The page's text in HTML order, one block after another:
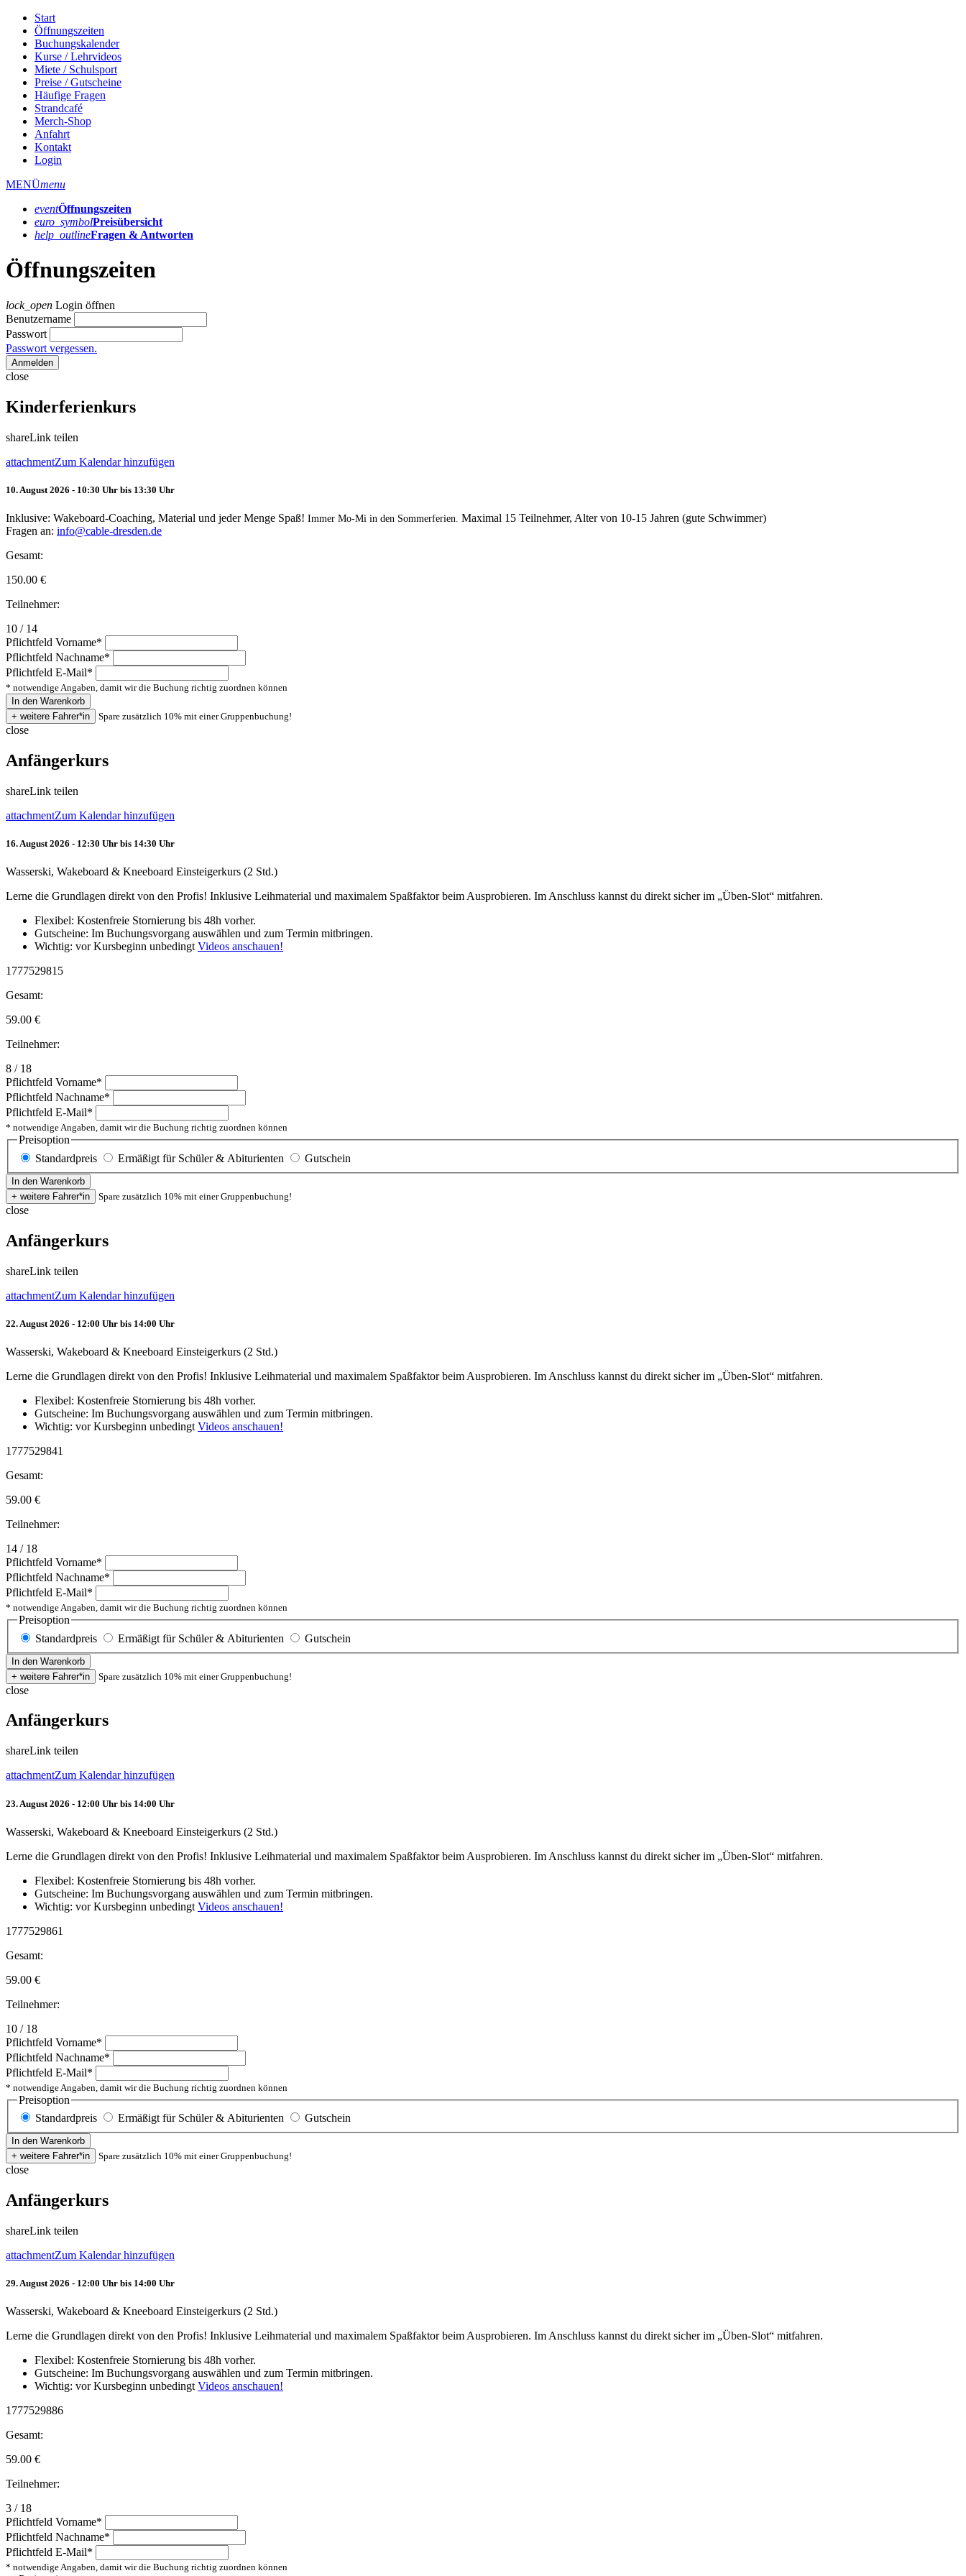
Start
Öffnungszeiten
Buchungskalender
Kurse / Lehrvideos
Miete / Schulsport
Preise / Gutscheine
Häufige Fragen
Strandcafé
Merch-Shop
Anfahrt
Kontakt
Login
MENÜmenu
eventÖffnungs­zeiten
euro_symbolPreis­übersicht
help_outlineFragen & Antworten
Öffnungszeiten
lock_open Login öffnen
Benutzername
Passwort
Passwort vergessen.
Anmelden
close
Kinderferienkurs
shareLink teilen
attachmentZum Kalendar hinzufügen
10. August 2026 - 10:30 Uhr bis 13:30 Uhr
Inklusive: Wakeboard-Coaching, Material und jeder Menge Spaß! Immer Mo-Mi in den Sommerferien. Maximal 15 Teilnehmer, Alter von 10-15 Jahren (gute Schwimmer)
Fragen an: info@cable-dresden.de
Gesamt:
150.00 €
Teilnehmer:
10 / 14
Pflichtfeld Vorname*
Pflichtfeld Nachname*
Pflichtfeld E-Mail*
* notwendige Angaben, damit wir die Buchung richtig zuordnen können
Spare zusätzlich 10% mit einer Gruppenbuchung!
close
Anfängerkurs
shareLink teilen
attachmentZum Kalendar hinzufügen
16. August 2026 - 12:30 Uhr bis 14:30 Uhr
Wasserski, Wakeboard & Kneeboard Einsteigerkurs (2 Std.)
Lerne die Grundlagen direkt von den Profis! Inklusive Leihmaterial und maximalem Spaßfaktor beim Ausprobieren. Im Anschluss kannst du direkt sicher im „Üben-Slot“ mitfahren.
Flexibel: Kostenfreie Stornierung bis 48h vorher.
Gutscheine: Im Buchungsvorgang auswählen und zum Termin mitbringen.
Wichtig: vor Kursbeginn unbedingt Videos anschauen!
1777529815
Gesamt:
59.00 €
Teilnehmer:
8 / 18
Pflichtfeld Vorname*
Pflichtfeld Nachname*
Pflichtfeld E-Mail*
* notwendige Angaben, damit wir die Buchung richtig zuordnen können
Preisoption
Standardpreis
Ermäßigt für Schüler & Abiturienten Gutschein
Spare zusätzlich 10% mit einer Gruppenbuchung!
close
Anfängerkurs
shareLink teilen
attachmentZum Kalendar hinzufügen
22. August 2026 - 12:00 Uhr bis 14:00 Uhr
Wasserski, Wakeboard & Kneeboard Einsteigerkurs (2 Std.)
Lerne die Grundlagen direkt von den Profis! Inklusive Leihmaterial und maximalem Spaßfaktor beim Ausprobieren. Im Anschluss kannst du direkt sicher im „Üben-Slot“ mitfahren.
Flexibel: Kostenfreie Stornierung bis 48h vorher.
Gutscheine: Im Buchungsvorgang auswählen und zum Termin mitbringen.
Wichtig: vor Kursbeginn unbedingt Videos anschauen!
1777529841
Gesamt:
59.00 €
Teilnehmer:
14 / 18
Pflichtfeld Vorname*
Pflichtfeld Nachname*
Pflichtfeld E-Mail*
* notwendige Angaben, damit wir die Buchung richtig zuordnen können
Preisoption
Standardpreis
Ermäßigt für Schüler & Abiturienten Gutschein
Spare zusätzlich 10% mit einer Gruppenbuchung!
close
Anfängerkurs
shareLink teilen
attachmentZum Kalendar hinzufügen
23. August 2026 - 12:00 Uhr bis 14:00 Uhr
Wasserski, Wakeboard & Kneeboard Einsteigerkurs (2 Std.)
Lerne die Grundlagen direkt von den Profis! Inklusive Leihmaterial und maximalem Spaßfaktor beim Ausprobieren. Im Anschluss kannst du direkt sicher im „Üben-Slot“ mitfahren.
Flexibel: Kostenfreie Stornierung bis 48h vorher.
Gutscheine: Im Buchungsvorgang auswählen und zum Termin mitbringen.
Wichtig: vor Kursbeginn unbedingt Videos anschauen!
1777529861
Gesamt:
59.00 €
Teilnehmer:
10 / 18
Pflichtfeld Vorname*
Pflichtfeld Nachname*
Pflichtfeld E-Mail*
* notwendige Angaben, damit wir die Buchung richtig zuordnen können
Preisoption
Standardpreis
Ermäßigt für Schüler & Abiturienten Gutschein
Spare zusätzlich 10% mit einer Gruppenbuchung!
close
Anfängerkurs
shareLink teilen
attachmentZum Kalendar hinzufügen
29. August 2026 - 12:00 Uhr bis 14:00 Uhr
Wasserski, Wakeboard & Kneeboard Einsteigerkurs (2 Std.)
Lerne die Grundlagen direkt von den Profis! Inklusive Leihmaterial und maximalem Spaßfaktor beim Ausprobieren. Im Anschluss kannst du direkt sicher im „Üben-Slot“ mitfahren.
Flexibel: Kostenfreie Stornierung bis 48h vorher.
Gutscheine: Im Buchungsvorgang auswählen und zum Termin mitbringen.
Wichtig: vor Kursbeginn unbedingtVideos anschauen!
1777529886
Gesamt:
59.00 €
Teilnehmer:
3 / 18
Pflichtfeld Vorname*
Pflichtfeld Nachname*
Pflichtfeld E-Mail*
* notwendige Angaben, damit wir die Buchung richtig zuordnen können